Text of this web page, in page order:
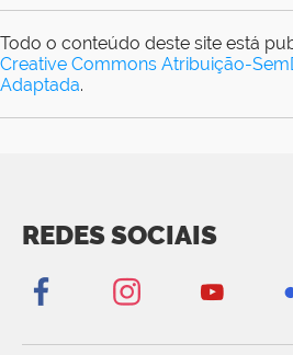
Todo o conteúdo deste site está
Creative Commons Atribuição-
Adaptada.
REDES SOCIAIS